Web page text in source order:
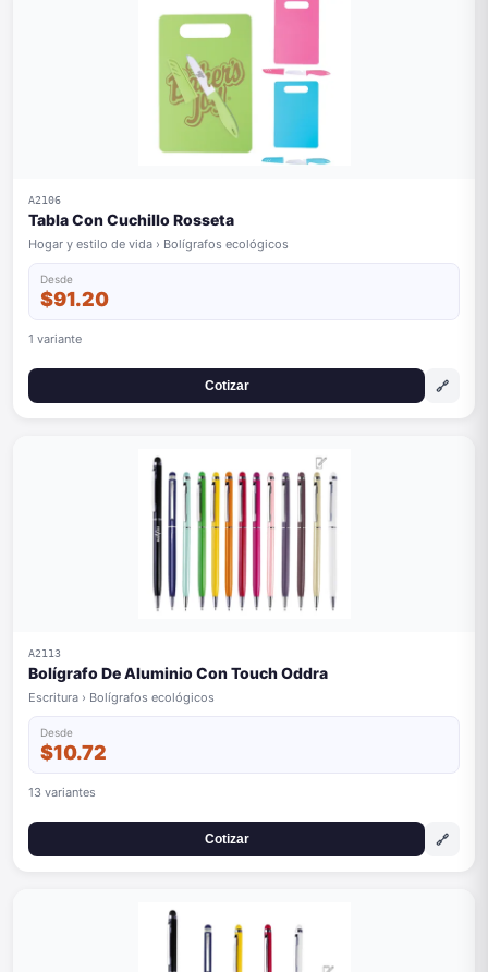
A2106
Tabla Con Cuchillo Rosseta
Hogar y estilo de vida › Bolígrafos ecológicos
Desde
$91.20
1 variante
Cotizar 🔗
A2113
Bolígrafo De Aluminio Con Touch Oddra
Escritura › Bolígrafos ecológicos
Desde
$10.72
13 variantes
Cotizar 🔗